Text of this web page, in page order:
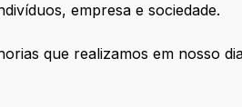
empresa e sociedade.
que realizamos em nosso